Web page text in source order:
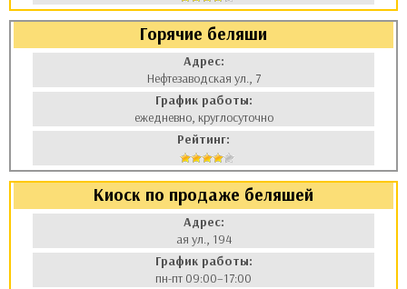
Горячие беляши
Адрес:
Нефтезаводская ул., 7
График работы:
ежедневно, круглосуточно
Рейтинг:
Киоск по продаже беляшей
Адрес:
ая ул., 194
График работы:
пн-пт 09:00–17:00